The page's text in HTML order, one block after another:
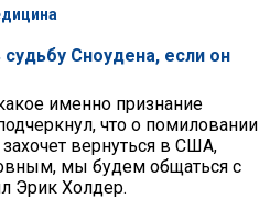
Сноудена, если он
именно признание
что о помиловании
вернуться в США,
мы будем общаться с
Эрик Холдер.